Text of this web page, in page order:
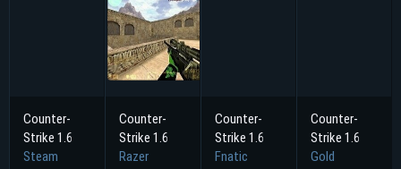
Counter-
Strike 1.6
Steam
Counter-
Strike 1.6
Razer
Counter-
Strike 1.6
Fnatic
Counter-
Strike 1.6
Gold